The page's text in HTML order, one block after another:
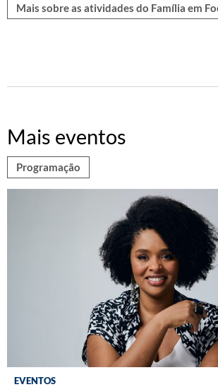
Mais sobre as atividades do Família em
Mais eventos
Programação
EVENTOS